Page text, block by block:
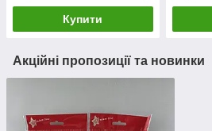
Купити
Акційні пропозиції та новинки